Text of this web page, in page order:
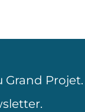
Grand Projet.